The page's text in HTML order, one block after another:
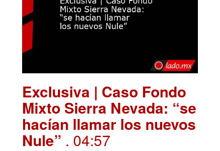
Exclusiva | Caso Fondo
Mixto Sierra Nevada: “se
hacían llamar los nuevos
Nule” . 04:57